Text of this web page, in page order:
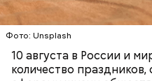
Фото: Unsplash
10 августа в России и
количество
социальные сети и
День «Счастье
Тайным обществом
напомнить людям, что
кроется в мелочах.